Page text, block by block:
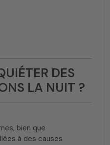
DES
LA NUIT ?
bien que
à des causes